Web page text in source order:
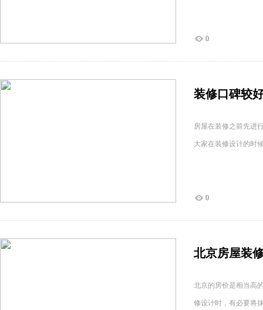
0
装修口碑较
房屋在装修之前先进
大家在装修设计的时
0
北京房屋装
北京的房价是相当高
修设计时，有必要将